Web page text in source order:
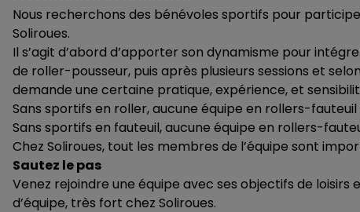
Nous recherchons des bénévoles sportifs pour
Soliroues.
Il s’agit d’abord d’apporter son dynamisme pour
de roller-pousseur, puis après plusieurs sessions et
demande une certaine pratique, expérience, et
Sans sportifs en roller, aucune équipe en rollers-
Sans sportifs en fauteuil, aucune équipe en rollers-
Chez Soliroues, tout les membres de l’équipe sont
Sautez le pas
Venez rejoindre une équipe avec ses objectifs de
d’équipe, très fort chez Soliroues.